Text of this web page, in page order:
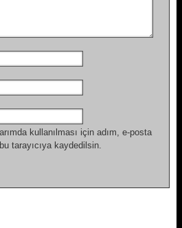
kullanılması için adım, e-posta
tarayıcıya kaydedilsin.